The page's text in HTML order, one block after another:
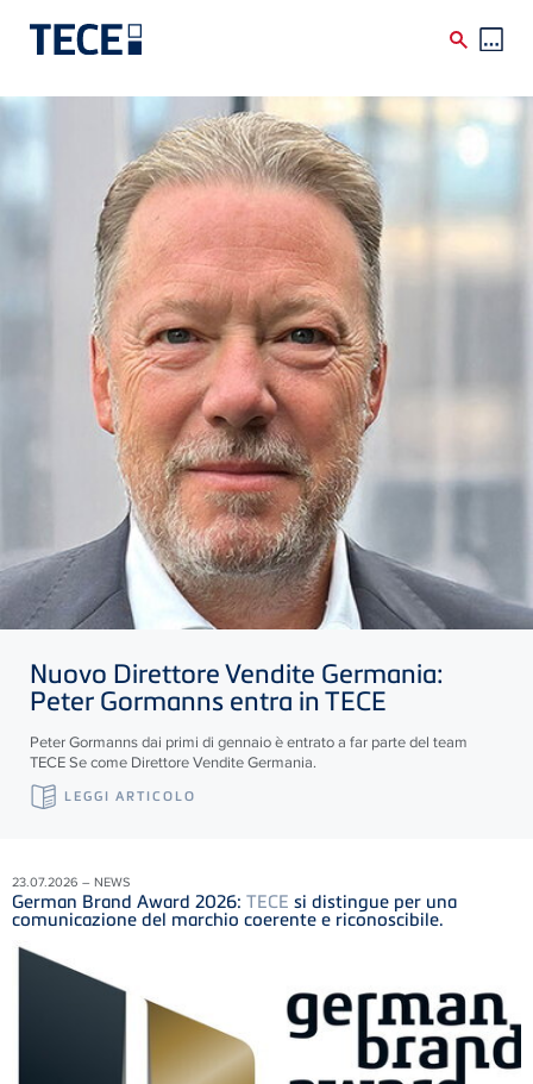
Skip to main content
Nuovo Direttore Vendite Germania:
Peter Gormanns entra inTECE
Peter Gormanns dai primi di gennaio è entrato a far parte del team
TECESe come Direttore Vendite Germania.
LEGGI ARTICOLO
23.07.2026 – NEWS
German Brand Award 2026: TECE si distingue per una
comunicazione del marchio coerente e riconoscibile.